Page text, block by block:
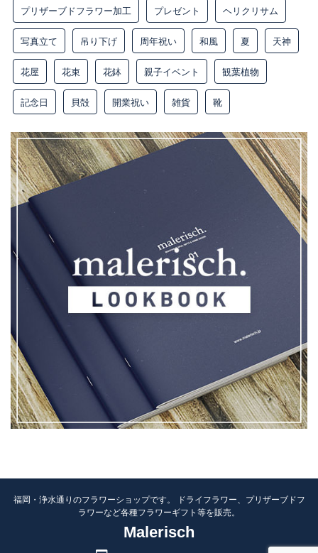
プリザーブドフラワー加工 プレゼント ヘリクリサム
写真立て 吊り下げ 周年祝い 和風 夏 天神
花屋 花束 花鉢 親子イベント 観葉植物
記念日 貝殻 開業祝い 雑貨 靴
福岡・浄水通りのフラワーショップです。 ドライフラワー、プリザーブドフ
ラワーなど各種フラワーギフト等を販売。
Malerisch